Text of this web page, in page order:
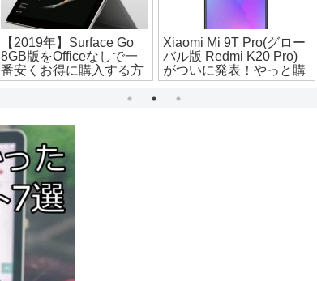
【2019年】Surface Go
8GB版をOfficeなしで一
番安くお得に購入する方
法！個人輸入より安い
Xiaomi Mi 9T Pro(グロー
バル版 Redmi K20 Pro)
がついに発表！やっと購
入できるように